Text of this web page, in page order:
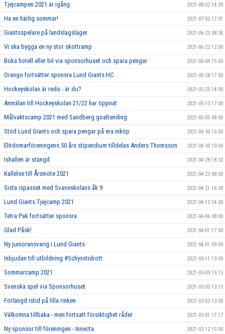
Tjejcampen 2021 är igång 2021-08-02 14:30
Ha en härlig sommar! 2021-07-02 17:01
Giantsspelare på landslagsläger 2021-06-23 08:30
Vi ska bygga en ny stor skottramp 2021-06-22 12:00
Boka hotell eller bil via sponsorhuset och spara pengar 2021-06-04 15:00
Orango fortsätter sponsra Lund Giants HC 2021-05-28 17:00
Hockeyskolan är redo - är du? 2021-05-25 14:00
Anmälan till Hockeyskolan 21/22 har öppnat 2021-05-10 17:00
Målvaktscamp 2021 med Sandberg goaltending 2021-05-05 08:00
Stöd Lund Giants och spara pengar på era inköp 2021-04-30 16:00
Elitdomarföreningens 50 års stipendium tilldelas Anders Thomsson 2021-04-30 10:00
Ishallen är stängd 2021-04-28 18:32
Kallelse till Årsmöte 2021 2021-04-23 08:00
Sista ispasset med Svaneskolans åk 9 2021-04-21 16:30
Lund Giants Tjejcamp 2021 2021-04-15 14:00
Tetra Pak fortsätter sponsra 2021-04-06 08:00
Glad Påsk! 2021-04-01 17:00
Ny junioransvarig i Lund Giants 2021-04-01 09:00
Inbjudan till utbildning #Schysstidrott 2021-03-11 13:00
Sommarcamp 2021 2021-03-09 15:15
Svenska spel via Sponsorhuset 2021-03-05 13:15
Förlängd istid på lilla rinken 2021-03-02 13:00
Välkomna tillbaka - men fortsatt försiktighet råder 2021-03-01 17:17
Ny sponsor till föreningen - Innecta 2021-02-12 15:00